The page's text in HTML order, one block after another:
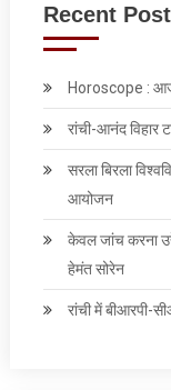
Recent
Horoscope : आज
रांची-आनंद विहार
सरला बिरला
आयोजन
केवल जांच करना
हेमंत सोरेन
रांची में बीआरपी-